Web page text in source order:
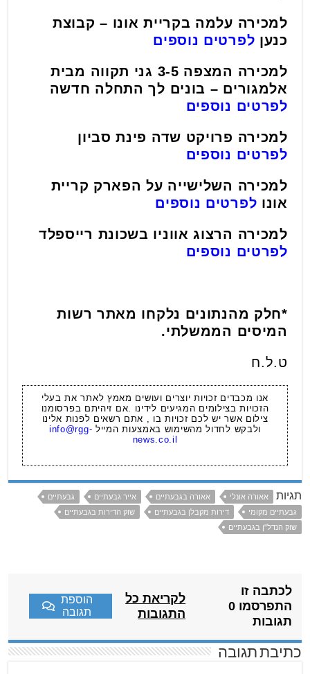
למכירה עלמה בקריית אונו – קבוצת
כנען לפרטים נוספים
למכירה המצפה 3-5 גני תקווה מבית
אלמגורים – בונים לך התחלה חדשה
לפרטים נוספים
למכירה פרויקט שדה פינת סביון
לפרטים נוספים
למכירה השלישייה על הפארק קריית
אונו לפרטים נוספים
למכירה הרצוג אווניו בשכונת רייספלד
לפרטים נוספים
*חלק מהנתונים נלקחו מאתר רשות
המיסים הממשלתי.
ט.ל.ח
אנו מכבדים זכויות יוצרים ועושים מאמץ לאתר את בעלי
הזכויות בצילומים המגיעים לידינו .אם זיהיתם בפרסומנו
צילום אשר יש לכם זכויות בו , אתם רשאים לפנות אלינו
ולבקש לחדול מהשימוש באמצעות המייל info@rgg-
news.co.il
תגיות אאורה אונלי אאורה בגבעתיים אייר גבעתיים
גבעתיים
גבעתיים מקומי
דירות מקבלן בגבעתיים
שוק הדירות בגבעתיים
שוק הנדל"ן בגבעתיים
לכתבה זו
התפרסמו 0
תגובות
לקריאת כל
התגובות
הוספת
תגובה
כתיבת תגובה